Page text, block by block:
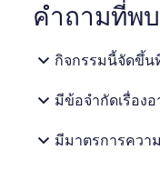
คำถามที่พ
กิจกรรมนี้จัดขึ้น
มีข้อจำกัดเรื่อง
มีมาตรการควา